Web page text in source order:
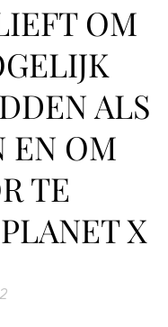
OM
ALS
EN OM
TE
X